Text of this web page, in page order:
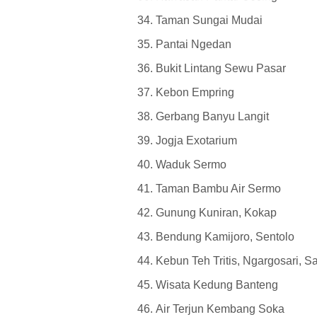
Taman Sungai Mudai
Pantai Ngedan
Bukit Lintang Sewu Pasar
Kebon Empring
Gerbang Banyu Langit
Jogja Exotarium
Waduk Sermo
Taman Bambu Air Sermo
Gunung Kuniran, Kokap
Bendung Kamijoro, Sentolo
Kebun Teh Tritis, Ngargosari,
Wisata Kedung Banteng
Air Terjun Kembang Soka